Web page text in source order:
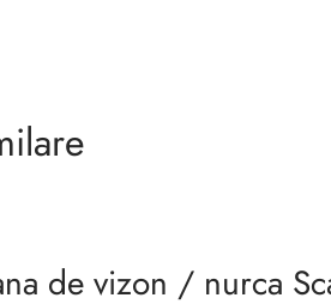
de vizon / nurca